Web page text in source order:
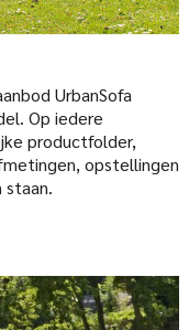
UrbanSofa
Op iedere
productfolder,
opstellingen